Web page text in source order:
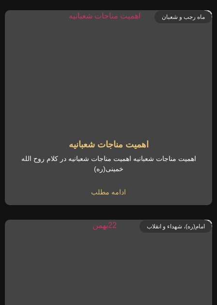
ماه رجب و شعبان
اهمیت مناجات شعبانیه
اهمیت مناجات شعبانیه اهمیت مناجات شعبانیه در کلام روح الله
خمینی(ره)
ادامه مطلب
امام(ره)، شهداء و انقلاب